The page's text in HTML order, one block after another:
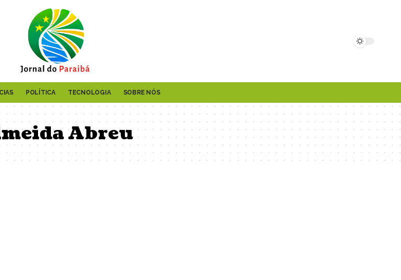
POLÍTICA TECNOLOGIA SOBRE NÓS
Abreu